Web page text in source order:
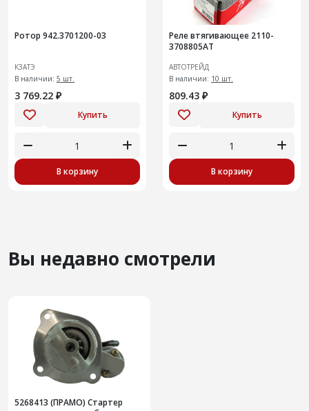
Ротор 942.3701200-03
КЗАТЭ
В наличии: 5 шт.
3 769.22 ₽
Купить
В корзину
Реле втягивающее 2110-
3708805AT
АВТОТРЕЙД
В наличии: 10 шт.
809.43 ₽
Купить
В корзину
Вы недавно смотрели
5268413 (ПРАМО) Стартер